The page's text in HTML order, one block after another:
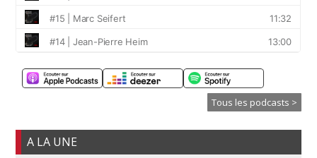
Tous les podcasts >
A LA UNE